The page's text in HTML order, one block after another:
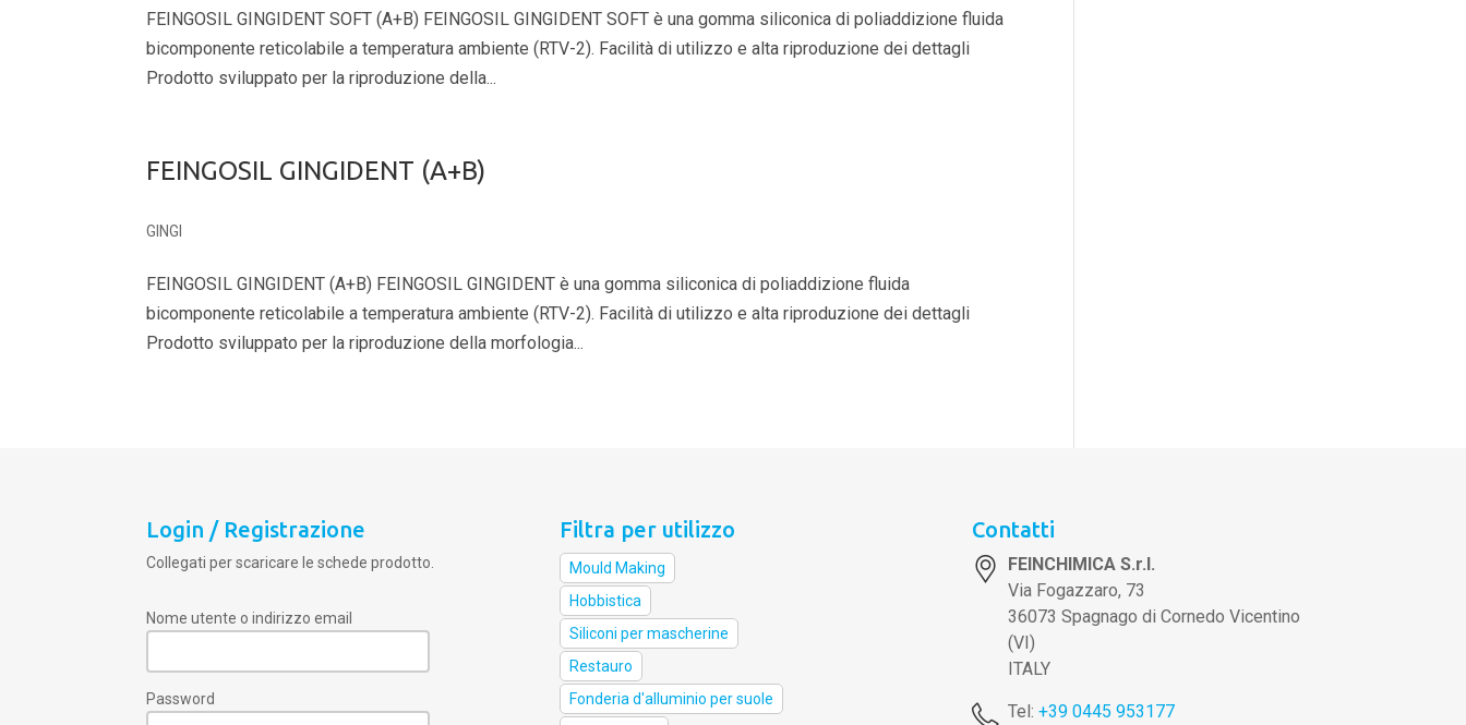
FEINGOSIL GINGIDENT SOFT (A+B) FEINGOSIL GINGIDENT SOFT è una gomma siliconica di poliaddizione fluida
bicomponente reticolabile a temperatura ambiente (RTV-2). Facilità di utilizzo e alta riproduzione dei dettagli
Prodotto sviluppato per la riproduzione della...
FEINGOSIL GINGIDENT (A+B)
GINGI
FEINGOSIL GINGIDENT (A+B) FEINGOSIL GINGIDENT è una gomma siliconica di poliaddizione fluida
bicomponente reticolabile a temperatura ambiente (RTV-2). Facilità di utilizzo e alta riproduzione dei dettagli
Prodotto sviluppato per la riproduzione della morfologia...
Login / Registrazione
Collegati per scaricare le schede prodotto.
Nome utente o indirizzo email
Password
Filtra per utilizzo
Mould Making
Hobbistica
Siliconi per mascherine
Restauro
Fonderia d'alluminio per suole
Contatti
FEINCHIMICA S.r.l.
Via Fogazzaro, 73
36073 Spagnago di Cornedo Vicentino
(VI)
ITALY
Tel: +39 0445 953177